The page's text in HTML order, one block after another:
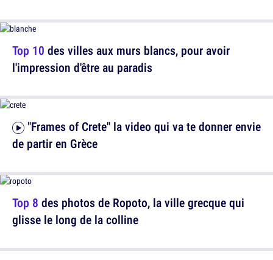
Top 10 des villes aux murs blancs, pour avoir
l'impression d'être au paradis
Top 8 des photos de Ropoto, la ville grecque qui
glisse le long de la colline
de partir en Grèce